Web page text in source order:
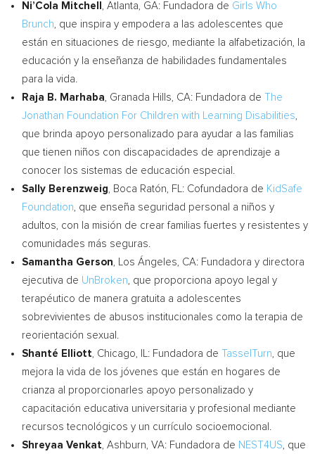
Ni’Cola Mitchell , Atlanta, GA: Fundadora de Girls Who
Brunch, que inspira y empodera a las adolescentes que
están en situaciones de riesgo, mediante la alfabetización, la
educación y la enseñanza de habilidades fundamentales
para la vida.
Raja B. Marhaba, Granada Hills, CA: Fundadora de
The
Jonathan Foundation For Children with Learning Disabilities,
que brinda apoyo personalizado para ayudar a las familias
que tienen niños con discapacidades de aprendizaje a
conocer los sistemas de educación especial.
Sally Berenzweig, Boca Ratón, FL: Cofundadora de KidSafe
Foundation, que enseña seguridad personal a niños y
adultos, con la misión de crear familias fuertes y resistentes y
comunidades más seguras.
Samantha Gerson, Los Ángeles, CA: Fundadora y directora
ejecutiva de UnBroken, que proporciona apoyo legal y
terapéutico de manera gratuita a adolescentes
sobrevivientes de abusos institucionales como la terapia de
reorientación sexual.
Shanté Elliott, Chicago, IL: Fundadora de TasselTurn, que
mejora la vida de los jóvenes que están en hogares de
crianza al proporcionarles apoyo personalizado y
capacitación educativa universitaria y profesional mediante
recursos tecnológicos y un currículo socioemocional.
Shreyaa Venkat, Ashburn, VA: Fundadora de NEST4US, que